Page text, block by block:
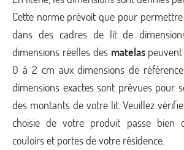
Cette norme prévoit que pour
dans des cadres de lit de
dimensions réelles des matelaspeuvent
0 à 2 cm aux dimensions de
dimensions exactes sont prévues pour
des montants de votre lit. Veuillez
choisie de votre produit passe bien
couloirs et portes de votre résidence.